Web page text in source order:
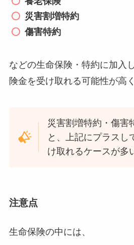
災害割増特約
傷害特約
などの生命保険・特約に加入
険金を受け取れる可能性が高
災害割増特約・傷害
と、上記にプラスし
け取れるケースが多
注意点
生命保険の中には、